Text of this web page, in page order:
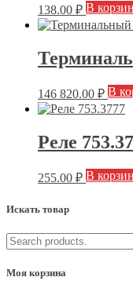
138.00 ₽ В
146 820.00 ₽ В
Реле
255.00 ₽ В
Искать товар
Моя корзина